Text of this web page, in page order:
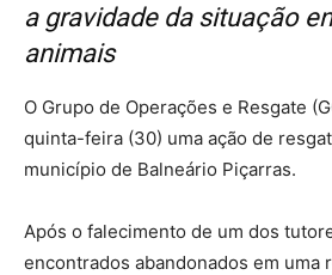
a gravidade da situação
animais
O Grupo de Operações e Resgate
quinta-feira (30) uma ação de
município de Balneário Piçarras.
Após o falecimento de um dos
encontrados abandonados em uma